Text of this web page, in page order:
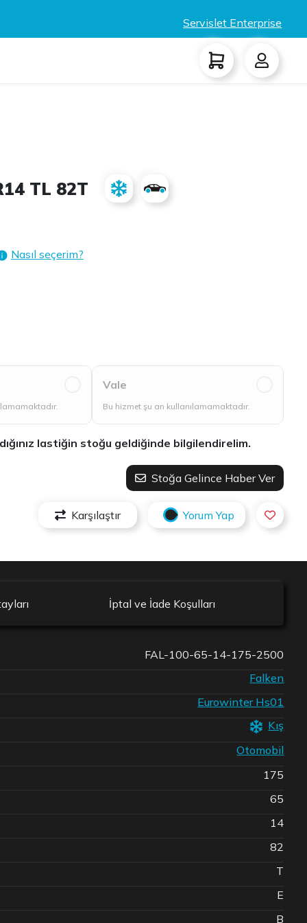
Servislet Enterprise
TL 82T
Nasıl seçerim?
Vale
Bu hizmet şu an kullanılamamaktadır.
lastiğin stoğu geldiğinde bilgilendirelim.
Stoğa Gelince Haber Ver
Karşılaştır Yorum Yap
İptal ve İade Koşulları
FAL-100-65-14-175-2500
Falken
Eurowinter Hs01
Kış
Otomobil
175
65
14
82
T
E
B